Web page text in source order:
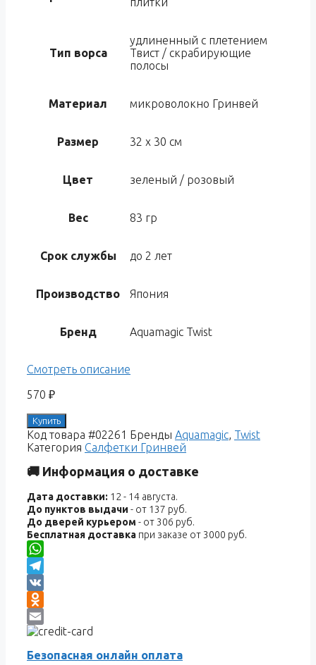
Тип ворса
удлиненный с плетением
Твист / скрабирующие
полосы
Материал микроволокно Гринвей
Размер 32 х 30 см
Цвет зеленый / розовый
Вес 83 гр
Срок службы до 2 лет
Производство Япония
Бренд Aquamagic Twist
Смотреть описание
570 ₽
Купить
Код товара #02261 Бренды Aquamagic, Twist
Категория Салфетки Гринвей
🚚 Информация о доставке
Дата доставки: 12 - 14 августа.
До пунктов выдачи - от 137 руб.
До дверей курьером - от 306 руб.
Бесплатная доставка при заказе от 3000 руб.
WhatsApp
Telegram
VK
Odnoklassniki
Email
Безопасная онлайн оплата